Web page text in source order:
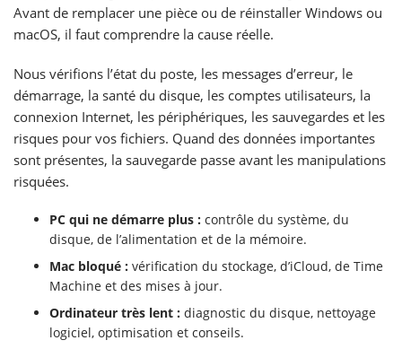
Avant de remplacer une pièce ou de réinstaller Windows ou
macOS, il faut comprendre la cause réelle.
Nous vérifions l’état du poste, les messages d’erreur, le
démarrage, la santé du disque, les comptes utilisateurs, la
connexion Internet, les périphériques, les sauvegardes et les
risques pour vos fichiers. Quand des données importantes
sont présentes, la sauvegarde passe avant les manipulations
risquées.
PC qui ne démarre plus : contrôle du système, du
disque, de l’alimentation et de la mémoire.
Mac bloqué : vérification du stockage, d’iCloud, de Time
Machine et des mises à jour.
Ordinateur très lent : diagnostic du disque, nettoyage
logiciel, optimisation et conseils.